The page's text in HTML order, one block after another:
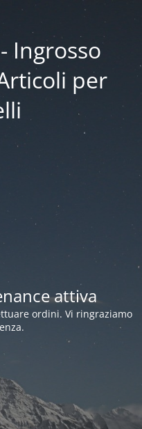
Ingrosso
per
attiva
ordini. Vi ringraziamo